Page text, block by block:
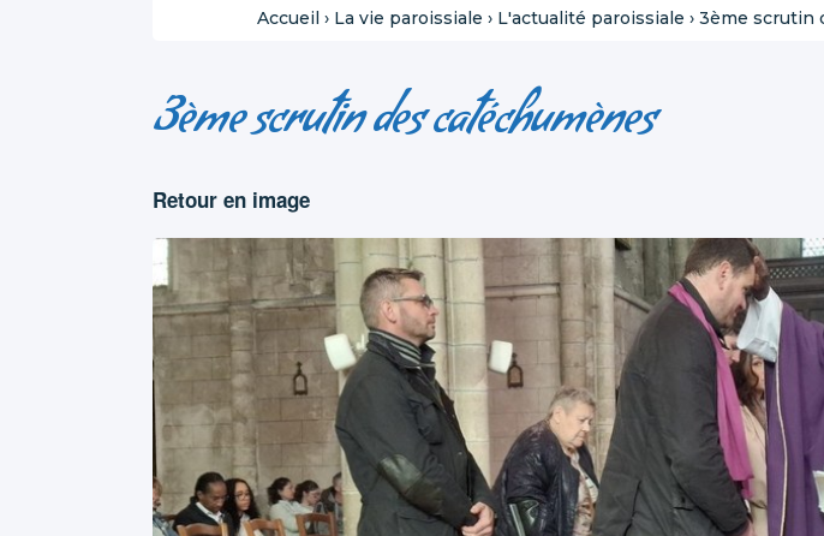
Accueil › La vie paroissiale › L'actualité paroissiale › 3ème scrutin
3ème scrutin des catéchumènes
Retour en image